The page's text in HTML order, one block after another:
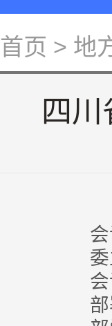
首页 > 地
四